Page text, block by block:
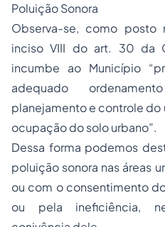
Poluição Sonora
Observa-se, como
inciso VIII do art. 30 da
incumbe ao Município
adequado
planejamento e controle do
ocupação do solo urbano”.
Dessa forma podemos
poluição sonora nas áreas
ou com o consentimento
ou pela ineficiência,